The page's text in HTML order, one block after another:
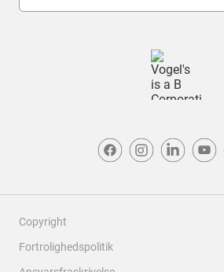
Copyright
Fortrolighedspolitik